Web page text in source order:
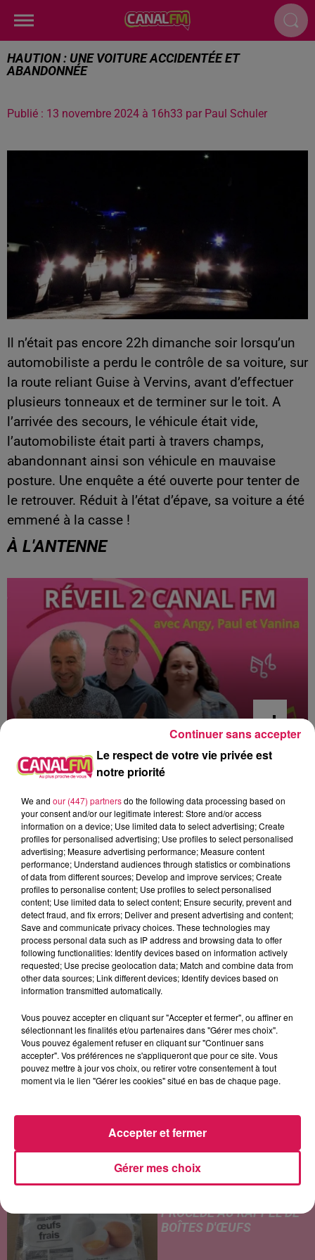
HAUTION : UNE VOITURE ACCIDENTÉE ET
ABANDONNÉE
Publié : 13 novembre 2024 à 16h33 par Paul Schuler
Il n’était pas encore 22h dimanche soir lorsqu’un
automobiliste a perdu le contrôle de sa voiture, sur
la route reliant Guise à Vervins, avant d’effectuer
plusieurs tonneaux et de terminer sur le toit. A
l’arrivée des secours, le véhicule était vide,
l’automobiliste était parti à travers champs,
abandonnant ainsi son véhicule en mauvaise
posture. Une enquête a été ouverte pour tenter de
le retrouver. Réduit à l’état d’épave, sa voiture a été
emmené à la casse !
À L'ANTENNE
6h00 - 9h00
Le réveil de Canal FM
8h44
8h44
WOMACK
Teardrops
8h39
8h39
CHRISTOPHE WILLEM
Systaime
8h35
8h35
SHAKIRA
Underneath The
Clothes
LES ARTICLES LES PLUS CONSULTÉS
CHALEUR ET RISQUE
Un temps typiquement estival
et changeant concerne nos
secteurs ce lundi 3 août. Entre
des températures élevées
d'averses orageuses...
PROCÈDE AU RAPPEL DE
BOÎTES D'ŒUFS
Le respect de votre vie privée est
notre priorité
We and our (447) partnersdo the following data processing based on
your consent and/or our legitimate interest: Store and/or access
information on a device; Use limited data to select advertising; Create
profiles for personalised advertising; Use profiles to select personalised
advertising; Measure advertising performance; Measure content
performance; Understand audiences through statistics or combinations
of data from different sources; Develop and improve services; Create
profiles to personalise content; Use profiles to select personalised
content; Use limited data to select content; Ensure security, prevent and
detect fraud, and fix errors; Deliver and present advertising and content;
Save and communicate privacy choices. These technologies may
process personal data such as IP address and browsing data to offer
following functionalities: Identify devices based on information actively
requested; Use precise geolocation data; Match and combine data from
other data sources; Link different devices; Identify devices based on
information transmitted automatically.
Vous pouvez accepter en cliquant sur "Accepter et fermer", ou affiner en
sélectionnant les finalités et/ou partenaires dans "Gérer mes choix".
Vous pouvez également refuser en cliquant sur "Continuer sans
accepter". Vos préférences ne s'appliqueront que pour ce site. Vous
pouvez mettre à jour vos choix, ou retirer votre consentement à tout
moment via le lien "Gérer les cookies" situé en bas de chaque page.
Gérer mes choix
Accepter et fermer
Continuer sans accepter